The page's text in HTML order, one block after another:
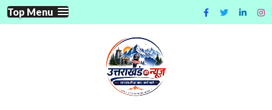
Skip
to
Top Menu